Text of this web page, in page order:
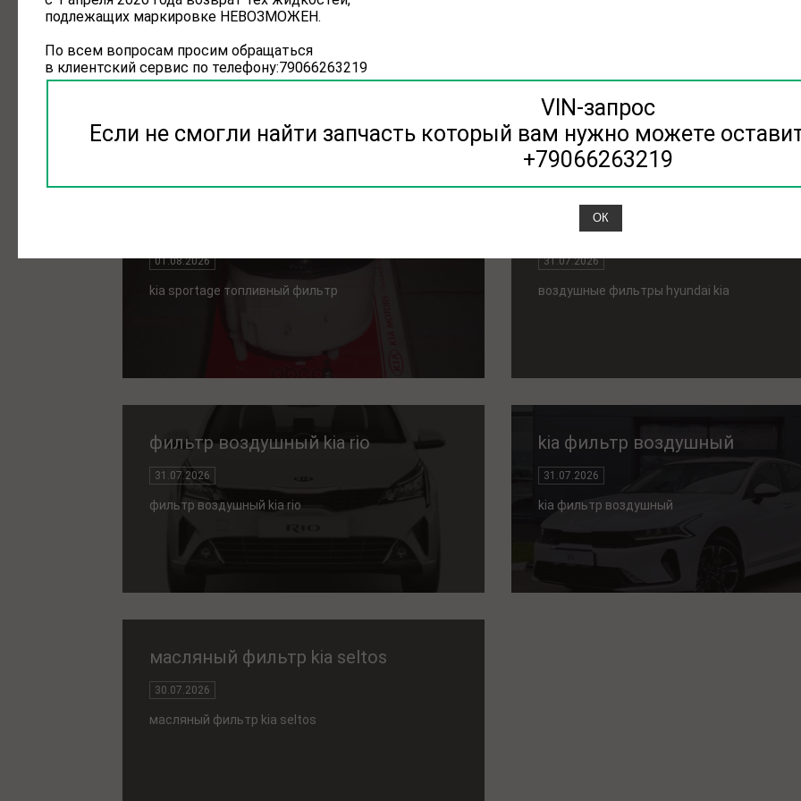
воздушный фильтр kia ceed
01.08.2026
воздушный фильтр kia ceed
01.08.2026
kia sportage топливный фильтр
воздушные фильтры hyundai kia
31.07.2026
воздушные фильтры hyundai kia
фильтр воздушный kia rio
31.07.2026
фильтр воздушный kia rio
kia фильтр воздушный
31.07.2026
kia фильтр воздушный
масляный фильтр kia seltos
30.07.2026
масляный фильтр kia seltos
подлежащих маркировке НЕВОЗМОЖЕН.
По всем вопросам просим обращаться
в клиентский сервис по телефону:79066263219
VIN-запрос
Если не смогли найти запчасть который вам нужно можете
+79066263219
ОК